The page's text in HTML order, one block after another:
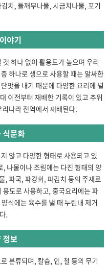
치, 들깨무나물, 시금치나물, 포기
야기
하나 없이 활용도가 높으며 우리
하나로 생으로 사용할 때는 알싸한
맛을 내기 때문에 다양한 요리에 널
이전부터 재배한 기록이 있고 추위
나라 전역에서 재배된다.
식문화
않고 다양한 형태로 사용되고 있
나물이나 조림에는 다진 형태의 양
, 파국, 파강회, 파김치 등의 주재료
도로 사용하고, 중국요리에는 파
식에는 육수를 낼 때 누린내 제거
.
정보
분류되며, 칼슘, 인, 철 등의 무기